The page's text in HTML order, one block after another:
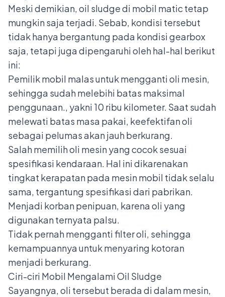
Meski demikian, oil sludge di mobil matic tetap
mungkin saja terjadi. Sebab, kondisi tersebut
tidak hanya bergantung pada kondisi gearbox
saja, tetapi juga dipengaruhi oleh hal-hal berikut
ini:
Pemilik mobil malas untuk mengganti oli mesin,
sehingga sudah melebihi batas maksimal
penggunaan., yakni 10 ribu kilometer. Saat sudah
melewati batas masa pakai, keefektifan oli
sebagai pelumas akan jauh berkurang.
Salah memilih oli mesin yang cocok sesuai
spesifikasi kendaraan. Hal ini dikarenakan
tingkat kerapatan pada mesin mobil tidak selalu
sama, tergantung spesifikasi dari pabrikan.
Menjadi korban penipuan, karena oli yang
digunakan ternyata palsu.
Tidak pernah mengganti filter oli, sehingga
kemampuannya untuk menyaring kotoran
menjadi berkurang.
Ciri-ciri Mobil Mengalami Oil Sludge
Sayangnya, oli tersebut berada di dalam mesin,